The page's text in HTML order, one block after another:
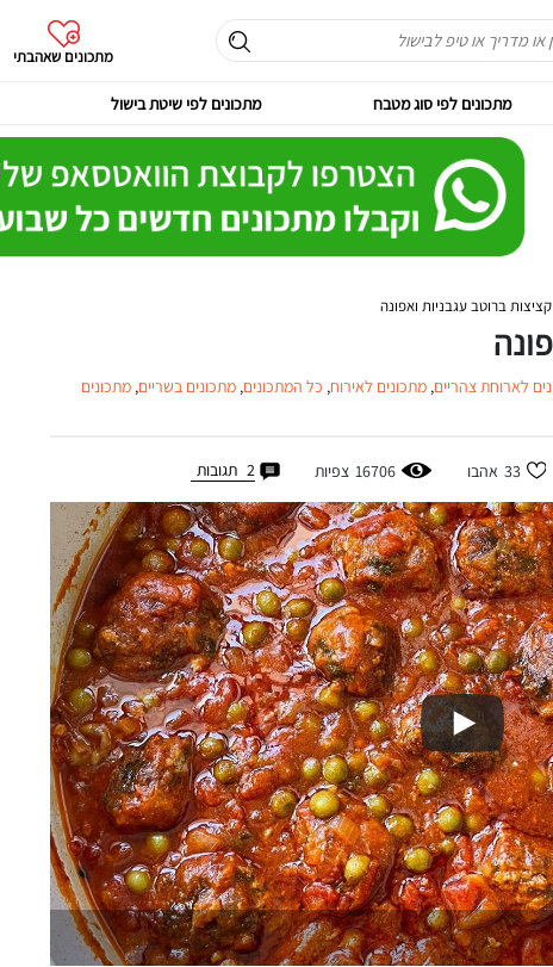
מתכונים שאהבתי
מתכונים לפי סוג מטבח מתכונים לפי שיטת בישול
קציצות ברוטב עגבניות ואפונה
לארוחת צהריים,מתכונים לאירוח, כל המתכונים,מתכונים בשריים,מתכונים
33 אהבו 16706 צפיות 2 תגובות